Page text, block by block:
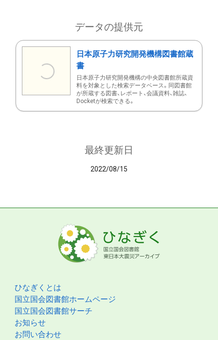
データの提供元
日本原子力研究開発機構図書館蔵
書
日本原子力研究開発機構の中央図書館所蔵資
料を対象とした検索データベース。同図書館
が所蔵する図書、レポート、会議資料、雑誌、
Docketが検索できる。
最終更新日
2022/08/15
ひなぎくとは
国立国会図書館ホームページ
国立国会図書館サーチ
お知らせ
お問い合わせ